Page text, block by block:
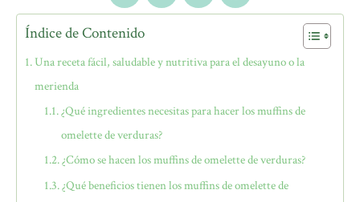
Índice de Contenido
Una receta fácil, saludable y nutritiva para el desayuno o la
merienda
¿Qué ingredientes necesitas para hacer los muffins de
omelette de verduras?
¿Cómo se hacen los muffins de omelette de verduras?
¿Qué beneficios tienen los muffins de omelette de